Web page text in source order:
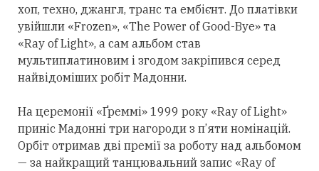
хоп, техно, джангл, транс та ембієнт. До платівки
увійшли «Frozen», «The Power of Good-Bye» та
«Ray of Light», а сам альбом став
мультиплатиновим і згодом закріпився серед
найвідоміших робіт Мадонни.
На церемонії «Ґреммі» 1999 року «Ray of Light»
приніс Мадонні три нагороди з п’яти номінацій.
Орбіт отримав дві премії за роботу над альбомом
— за найкращий танцювальний запис «Ray of